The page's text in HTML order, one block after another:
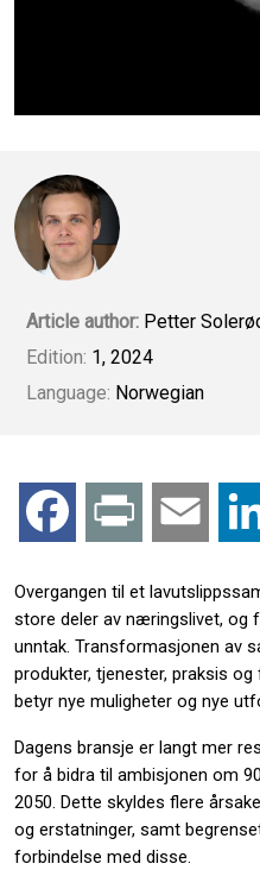
Article author: Petter
Edition: 1, 2024
Language: Norwegian
c
e
b
o
o
i
n
t
a
i
l
Overgangen til et
store deler av næringslivet, og
unntak. Transformasjonen av
produkter, tjenester, praksis
betyr nye muligheter og nye
Dagens bransje er langt mer
for å bidra til ambisjonen om
2050. Dette skyldes flere
og erstatninger, samt
forbindelse med disse.